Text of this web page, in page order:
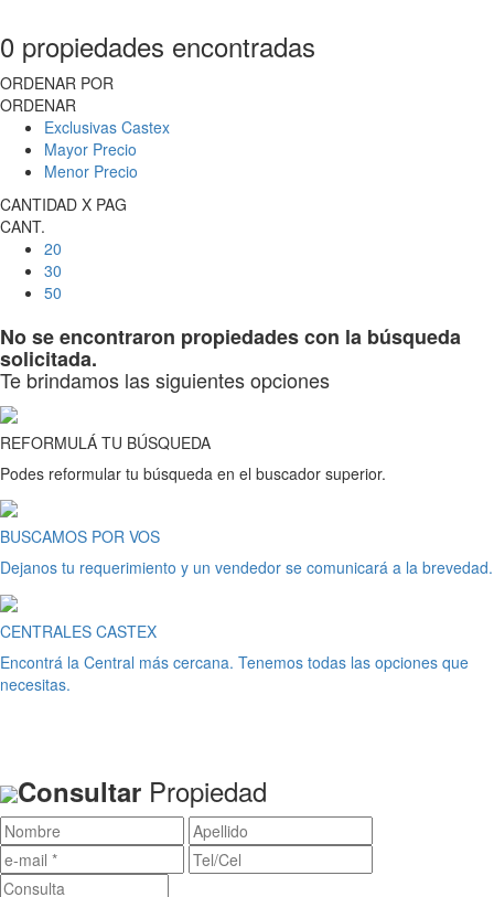
0 propiedades encontradas
ORDENAR POR
ORDENAR
Exclusivas Castex
Mayor Precio
Menor Precio
CANTIDAD X PAG
CANT.
20
30
50
No se encontraron propiedades con la búsqueda
solicitada.
Te brindamos las siguientes opciones
REFORMULÁ TU BÚSQUEDA
Podes reformular tu búsqueda en el buscador superior.
BUSCAMOS POR VOS
Dejanos tu requerimiento y un vendedor se comunicará a la brevedad.
CENTRALES CASTEX
Encontrá la Central más cercana. Tenemos todas las opciones que
necesitas.
Consultar Propiedad